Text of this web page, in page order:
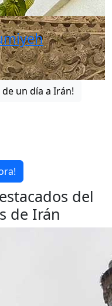
un día a Irán!
del
de Irán